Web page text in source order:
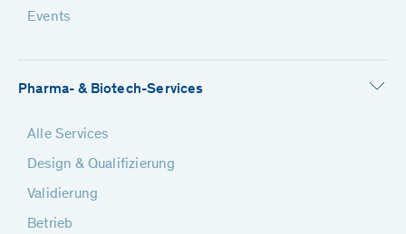
Events
Pharma- & Biotech-Services
Alle Services
Design & Qualifizierung
Validierung
Betrieb